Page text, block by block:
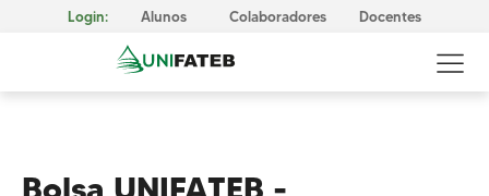
Login: Alunos Colaboradores Docentes